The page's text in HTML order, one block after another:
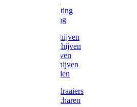
Scheepsketting
Victorketting
Afbraamschijven
Doorslijpschijven
Lamelschijven
Diamantschijven
Laselektroden
Schroevendraaiers
Tangen / Scharen